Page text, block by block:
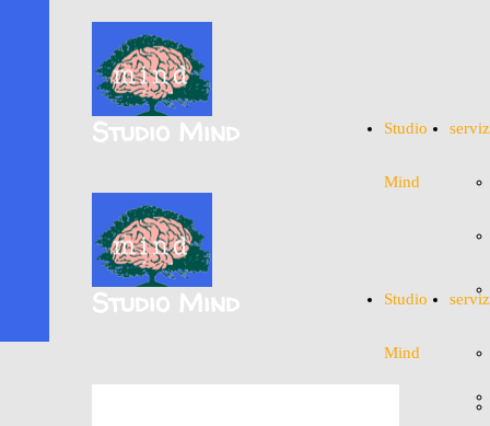
Studio
Mind
Studio Mind
Studio
Mind
Studio Mind